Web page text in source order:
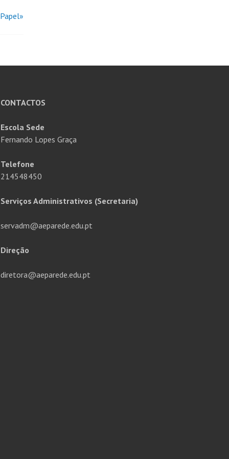
CONTACTOS
Escola Sede
Fernando Lopes Graça
Telefone
214548450
Serviços Administrativos (Secretaria)
servadm@aeparede.edu.pt
Direção
diretora@aeparede.edu.pt